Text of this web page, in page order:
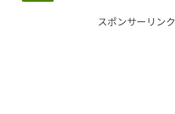
スポンサーリンク